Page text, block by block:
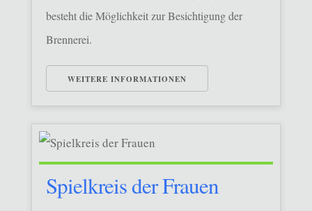
besteht die Möglichkeit zur Besichtigung der
Brennerei.
WEITERE INFORMATIONEN
Spielkreis der Frauen